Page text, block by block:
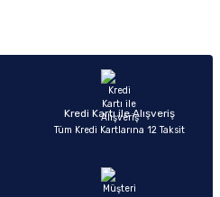
bulunuyor.
pahalı.
siz yapın!
Kredi Kartı ile Alışveriş
Tüm Kredi Kartlarına 12 Taksit